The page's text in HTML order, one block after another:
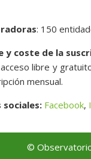
: 150
y coste de la
libre y
mensual.
sociales: Facebook,
© Observatorio